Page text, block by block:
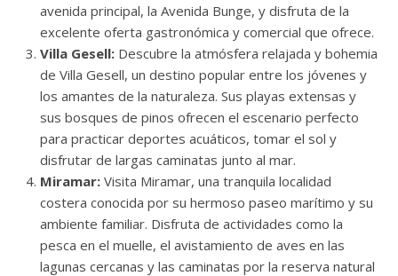
avenida principal, la Avenida Bunge, y disfruta de la
excelente oferta gastronómica y comercial que ofrece.
Villa Gesell: Descubre la atmósfera relajada y bohemia
de Villa Gesell, un destino popular entre los jóvenes y
los amantes de la naturaleza. Sus playas extensas y
sus bosques de pinos ofrecen el escenario perfecto
para practicar deportes acuáticos, tomar el sol y
disfrutar de largas caminatas junto al mar.
Miramar: Visita Miramar, una tranquila localidad
costera conocida por su hermoso paseo marítimo y su
ambiente familiar. Disfruta de actividades como la
pesca en el muelle, el avistamiento de aves en las
lagunas cercanas y las caminatas por la reserva natural